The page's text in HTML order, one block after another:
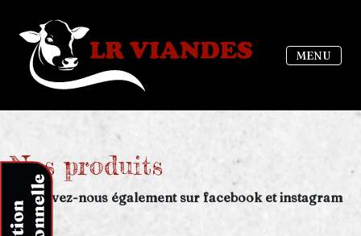
MENU
Nos produits
Retrouvez-nous également sur facebook et instagram